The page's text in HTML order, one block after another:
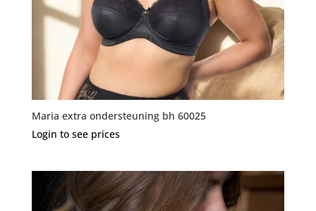
Maria extra ondersteuning bh 60025
Login to see prices